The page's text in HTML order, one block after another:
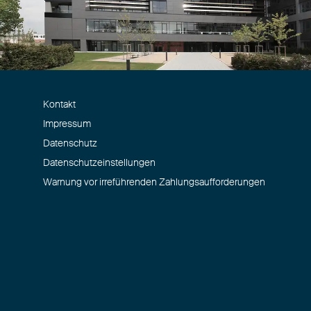
Kontakt
Impressum
Datenschutz
Datenschutzeinstellungen
Warnung vor irreführenden Zahlungsaufforderungen